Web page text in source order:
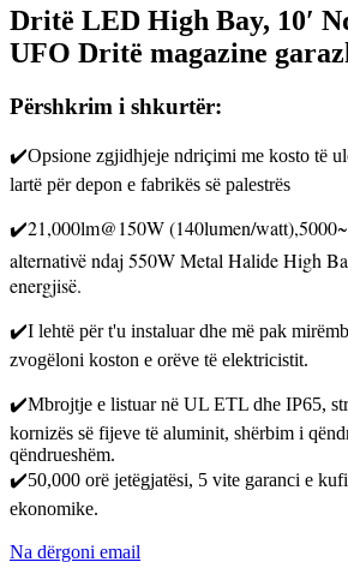
Dritë LED High Bay, 10′
UFO Dritë magazine
Përshkrim i shkurtër:
✔️Opsione zgjidhjeje ndriçimi me kosto të
lartë për depon e fabrikës së palestrës
✔️21,000lm@150W (140lumen/
alternativë ndaj 550W Metal Halide High
energjisë.
✔️I lehtë për t'u instaluar dhe më pak
zvogëloni koston e orëve të elektricistit.
✔️Mbrojtje e listuar në UL ETL dhe IP65,
kornizës së fijeve të aluminit, shërbim i
qëndrueshëm.
✔️50,000 orë jetëgjatësi, 5 vite garanci e
ekonomike.
Na dërgoni email